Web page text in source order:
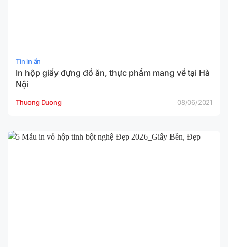
Tin in ấn
In hộp giấy đựng đồ ăn, thực phẩm mang về tại Hà
Nội
Thuong Duong 08/06/2021